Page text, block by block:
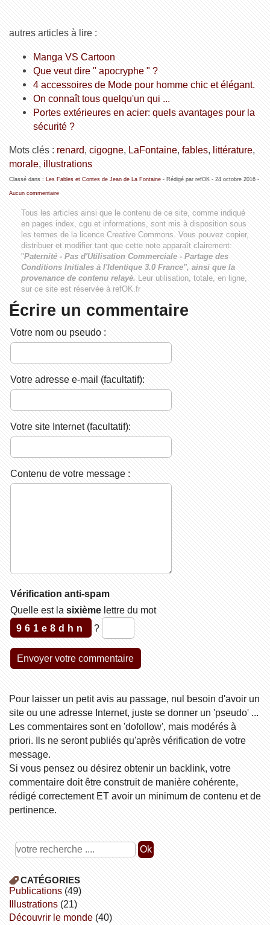
autres articles à lire :
Manga VS Cartoon
Que veut dire " apocryphe " ?
4 accessoires de Mode pour homme chic et élégant.
On connaît tous quelqu'un qui ...
Portes extérieures en acier: quels avantages pour la
sécurité ?
Mots clés : renard, cigogne, LaFontaine, fables, littérature,
morale, illustrations
Classé dans : Les Fables et Contes de Jean de La Fontaine- Rédigé par refOK - 24 octobre 2016-
Aucun commentaire
Tous les articles ainsi que le contenu de ce site, comme indiqué
en pages index, cgu et informations, sont mis à disposition sous
les termes de la licence Creative Commons . Vous pouvez copier,
distribuer et modifier tant que cette note apparaît clairement:
"Paternité - Pas d'Utilisation Commerciale - Partage des
Conditions Initiales à l'Identique 3.0 France", ainsi que la
provenance de contenu relayé.
Leur utilisation, totale, en ligne,
sur ce site est réservée à refOK.fr
Écrire un commentaire
Votre nom ou pseudo :
Votre adresse e-mail (facultatif):
Votre site Internet (facultatif):
Contenu de votre message :
Vérification anti-spam
Quelle est la sixièmelettre du mot
961e8dhn
?
Pour laisser un petit avis au passage, nul besoin d'avoir un
site ou une adresse Internet, juste se donner un 'pseudo' ...
Les commentaires sont en 'dofollow', mais modérés à
priori. Ils ne seront publiés qu'après vérification de votre
message.
Si vous pensez ou désirez obtenir un backlink, votre
commentaire doit être construit de manière cohérente,
rédigé correctement ET avoir un minimum de contenu et de
pertinence.
CATÉGORIES
publications(49)
illustrations(21)
découvrir le monde(40)